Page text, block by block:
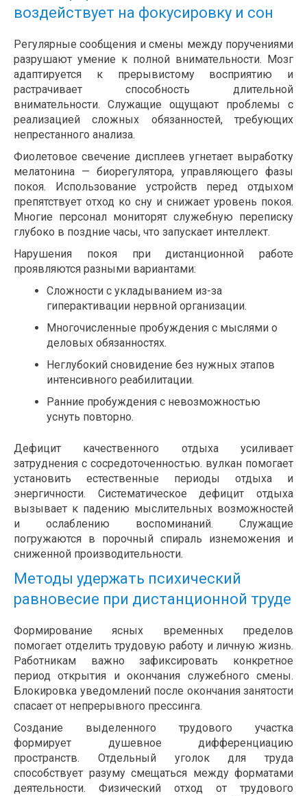
воздействует на фокусировку и сон
Регулярные сообщения и смены между поручениями
разрушают умение к полной внимательности. Мозг
адаптируется к прерывистому восприятию и
растрачивает способность длительной
внимательности. Служащие ощущают проблемы с
реализацией сложных обязанностей, требующих
непрестанного анализа.
Фиолетовое свечение дисплеев угнетает выработку
мелатонина — биорегулятора, управляющего фазы
покоя. Использование устройств перед отдыхом
препятствует отход ко сну и снижает уровень покоя.
Многие персонал мониторят служебную переписку
глубоко в поздние часы, что запускает интеллект.
Нарушения покоя при дистанционной работе
проявляются разными вариантами:
Сложности с укладыванием из-за
гиперактивации нервной организации.
Многочисленные пробуждения с мыслями о
деловых обязанностях.
Неглубокий сновидение без нужных этапов
интенсивного реабилитации.
Ранние пробуждения с невозможностью
уснуть повторно.
Дефицит качественного отдыха усиливает
затруднения с сосредоточенностью. вулкан помогает
установить естественные периоды отдыха и
энергичности. Систематическое дефицит отдыха
вызывает к падению мыслительных возможностей
и ослаблению воспоминаний. Служащие
погружаются в порочный спираль изнеможения и
сниженной производительности.
Методы удержать психический
равновесие при дистанционной труде
Формирование ясных временных пределов
помогает отделить трудовую работу и личную жизнь.
Работникам важно зафиксировать конкретное
период открытия и окончания служебного смены.
Блокировка уведомлений после окончания занятости
спасает от непрерывного прессинга.
Создание выделенного трудового участка
формирует душевное дифференциацию
пространств. Отдельный уголок для труда
способствует разуму смещаться между форматами
деятельности. Физический отход от трудового